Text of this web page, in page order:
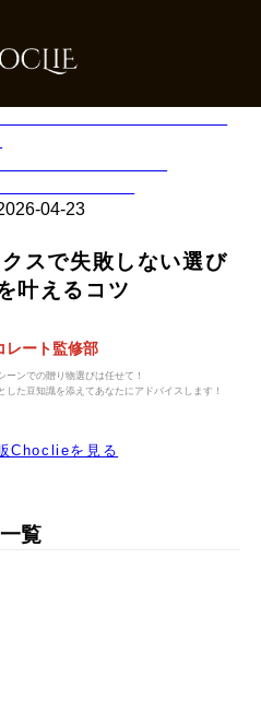
04-23
スで失敗しない選び
叶えるコツ
ート監修部
ンでの贈り物選びは任せて！
した豆知識を添えてあなたにアドバイスします！
Choclieを見る
覧